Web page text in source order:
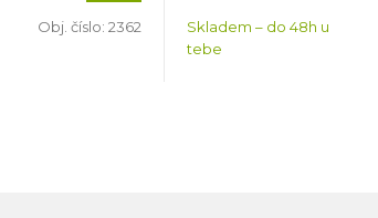
Obj. číslo: 2362
Skladem – do 48h u
tebe